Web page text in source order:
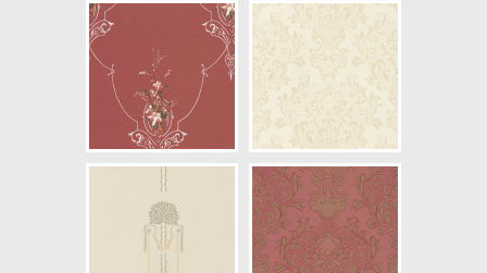
Cirkapris: 699,00 kr
(Kontakta din färghandlare för
exakt pris.)